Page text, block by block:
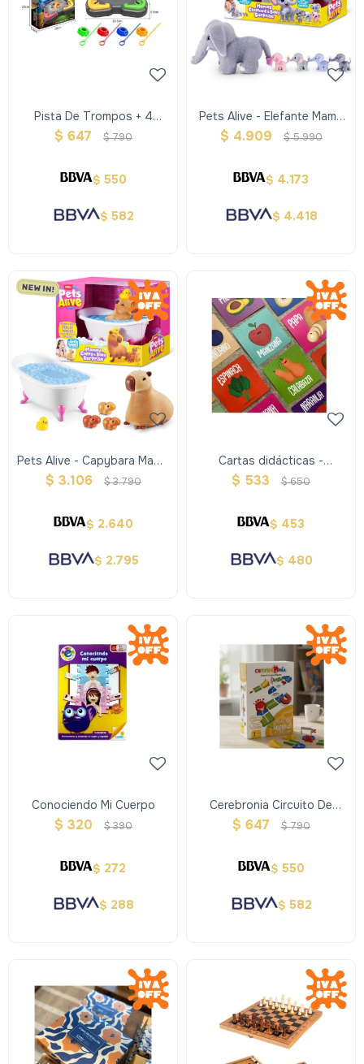
Pista De Trompos + 4
Trompos
$ 647 $790
$ 550
$ 582
Pets Alive - Elefante Mamá
Y Bebes
$ 4.909 $ 5.990
$ 4.173
$ 4.418
Pets Alive - Capybara Mamá
Y Bebes
$ 3.106 $3.790
$ 2.640
$ 2.795
Cartas didácticas -
Verduras
$ 533 $650
$ 453
$ 480
Conociendo Mi Cuerpo
$ 320 $390
$ 272
$ 288
Cerebronia Circuito De
Ingenio
$ 647 $790
$ 550
$ 582